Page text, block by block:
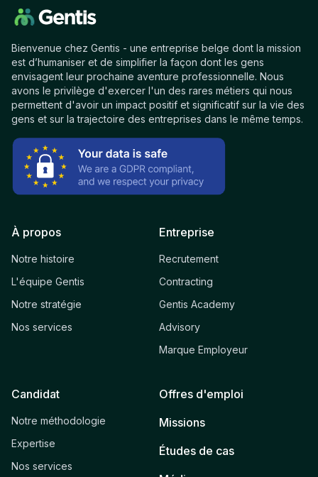
Bienvenue chez Gentis - une entreprise belge dont la mission
est d’humaniser et de simplifier la façon dont les gens
envisagent leur prochaine aventure professionnelle. Nous
avons le privilège d'exercer l'un des rares métiers qui nous
permettent d'avoir un impact positif et significatif sur la vie des
gens et sur la trajectoire des entreprises dans le même temps.
À propos
Notre histoire
L'équipe Gentis
Notre stratégie
Nos services
Entreprise
Recrutement
Contracting
Gentis Academy
Advisory
Marque Employeur
Candidat
Notre méthodologie
Expertise
Nos services
Offres d'emploi
Missions
Études de cas